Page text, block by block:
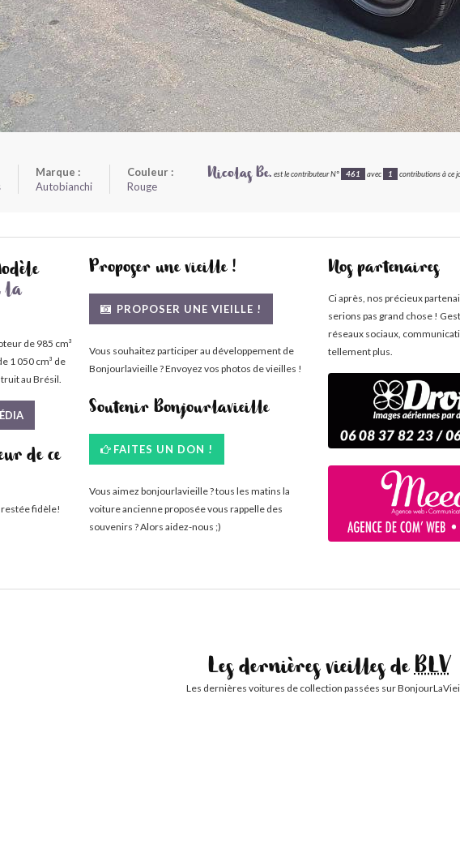
Marque :
Autobianchi
Couleur :
Rouge
Nicolas Be. est le contributeur N° 461 avec 1 contributions à ce
la
de 985 cm³
1 050 cm³ de
au Brésil.
de ce
fidèle!
Proposer une vieille !
PROPOSER UNE VIEILLE !
Vous souhaitez participer au développement de
Bonjourlavieille ? Envoyez vos photos de vieilles !
Soutenir Bonjourlavieille
FAITES UN DON !
Vous aimez bonjourlavieille ? tous les matins la
voiture ancienne proposée vous rappelle des
souvenirs ? Alors aidez-nous ;)
Nos partenaires
Ci après, nos précieux
serions pas grand chose !
réseaux sociaux,
tellement plus.
Les dernières vieilles deBLV
Les dernières voitures de collection passées sur